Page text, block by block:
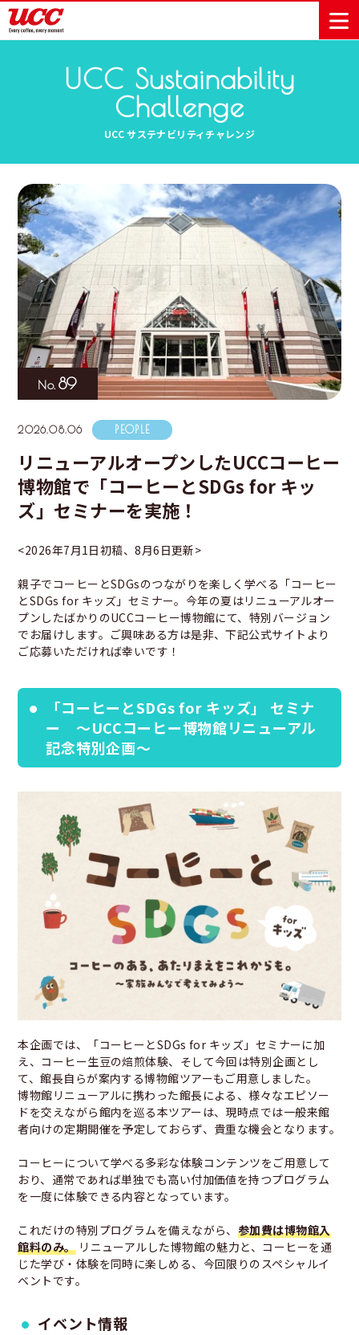
レギュラーコ
ーヒー
ドリンク
ドリップポッ
ド
コーヒーギフ
ト
器具・その他
おいしいコー
ヒーの淹れ方
コーヒー百科 レシピ UCCラボ
UCCのコーヒ
ーマガジン
おでかけ・イベント情報一覧
UCCコーヒー
博物館
アカデミー
工場見学
東京ディズニ
ーリゾート®︎
カフェのお仕
事体験
Sustainability
サステナビ
リティビジ
ョン
人々を豊かに
サステナブ
ルなコーヒ
ー調達
サステナビ
リティ教育
コーヒー×
自然を豊かに
カーボンニ
ュートラル
ネイチャー
ポジティブ
環境と社会
人権の尊重
サーキュラ
ーエコノミ
ー
直営農園
ハワイ
ジャマイカ
Sustainability
Challenge
サステナビ
リティチャ
レンジ
Sustainability
Report
サステナビ
リティレポ
ート
会社案内
トップメッ
セージ
パーパス
トメッセー
ジ
企業概要
沿革
ニュースリ
リース
事業内容
コーヒー関
連事業
業務用サー
ビス事業
コーヒーマ
シン事業
地域・戦略
事業
海外事業
グループサ
ポート
UCCの活動
サステナビ
リティ
採用活動
研究活動
UCC神戸コ
ーヒービレ
ッジ
ウェブマガ
ジン
UCC Sustainability
Challenge
UCC サステナビリティチャレンジ
89
2026.08.06
リニューアルオープンしたUCCコーヒー
博物館で「コーヒーとSDGs for キッ
ズ」セミナーを実施！
<2026年7月1日初稿、8月6日更新>
親子でコーヒーとSDGsのつながりを楽しく学べる「コーヒー
とSDGs for キッズ」セミナー。今年の夏はリニューアルオー
プンしたばかりのUCCコーヒー博物館にて、特別バージョン
でお届けします。ご興味ある方は是非、下記公式サイトより
ご応募いただければ幸いです！
「コーヒーとSDGs for キッズ」 セミナ
ー ～UCCコーヒー博物館リニューアル
記念特別企画～
本企画では、「コーヒーとSDGs for キッズ」セミナーに加
え、コーヒー生豆の焙煎体験、そして今回は特別企画とし
て、館長自らが案内する博物館ツアーもご用意しました。
博物館リニューアルに携わった館長による、様々なエピソー
ドを交えながら館内を巡る本ツアーは、現時点では一般来館
者向けの定期開催を予定しておらず、貴重な機会となります。
コーヒーについて学べる多彩な体験コンテンツをご用意して
おり、通常であれば単独でも高い付加価値を持つプログラム
を一度に体験できる内容となっています。
これだけの特別プログラムを備えながら、 参加費は博物館入
館料のみ。リニューアルした博物館の魅力と、コーヒーを通
じた学び・体験を同時に楽しめる、今回限りのスペシャルイ
ベントです。
イベント情報